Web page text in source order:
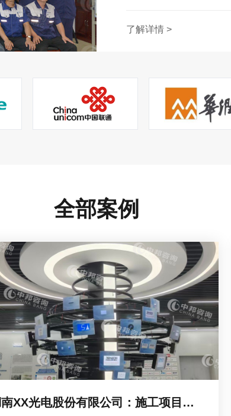
了解详情 >
全部案例
湖南XX光电股份有限公司：施工项目完工效果展示